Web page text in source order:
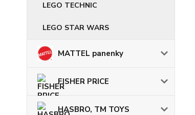
LEGO TECHNIC
LEGO STAR WARS
MATTEL panenky
FISHER PRICE
HASBRO, TM TOYS